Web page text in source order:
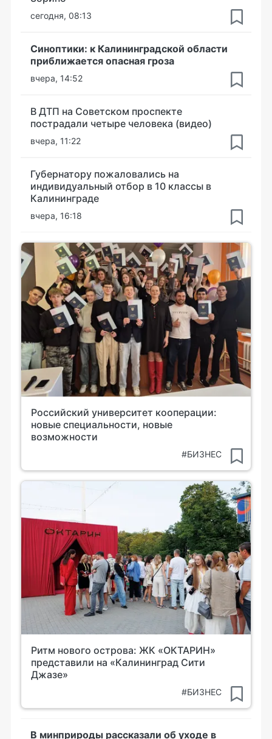
сегодня, 08:13
Синоптики: к Калининградской области
приближается опасная гроза
вчера, 14:52
В ДТП на Советском проспекте
пострадали четыре человека (видео)
вчера, 11:22
Губернатору пожаловались на
индивидуальный отбор в 10 классы в
Калининграде
вчера, 16:18
Российский университет кооперации:
новые специальности, новые
возможности
#БИЗНЕС
Ритм нового острова: ЖК «ОКТАРИН»
представили на «Калининград Сити
Джазе»
#БИЗНЕС
В минприроды рассказали об уходе в